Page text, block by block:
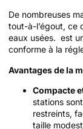
De nombreuses
tout-à-l’égout, ce
eaux usées. est
conforme à la
Avantages de la
Compacte
stations
restreints,
taille